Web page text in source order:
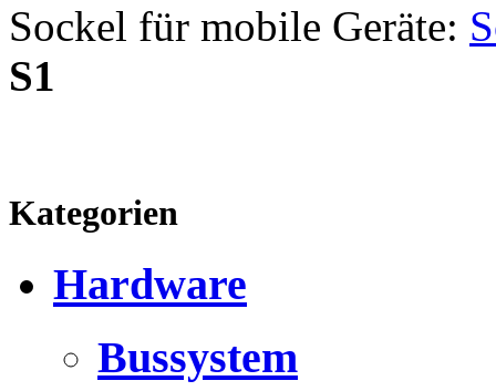
Sockel für mobile Geräte:
S1
Kategorien
Hardware
Bussystem